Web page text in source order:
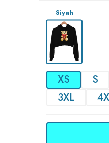
Siyah
XS S
3XL